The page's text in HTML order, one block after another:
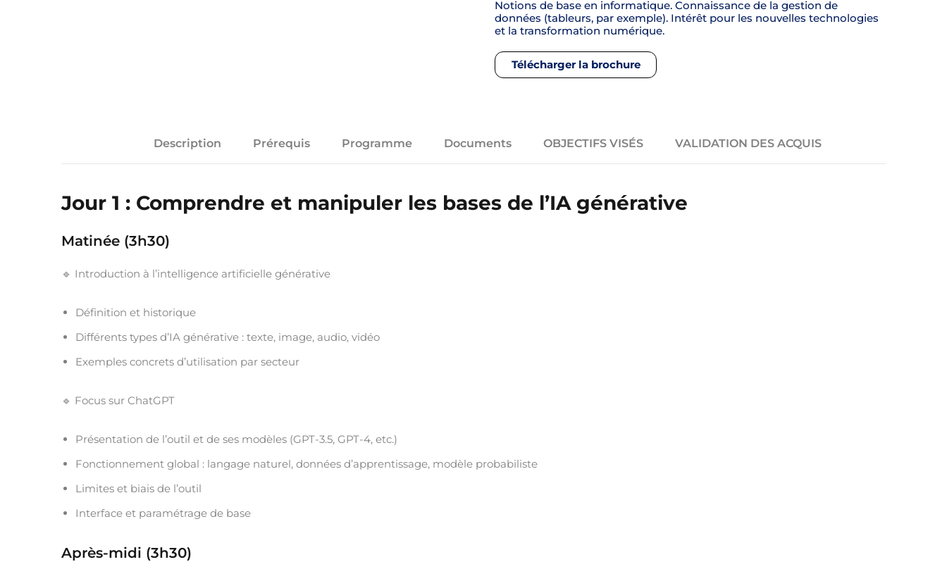
Notions de base en informatique. Connaissance de la gestion de
données (tableurs, par exemple). Intérêt pour les nouvelles technologies
et la transformation numérique.
Télécharger la brochure
Description Prérequis Programme Documents OBJECTIFS VISÉS VALIDATION DES ACQUIS
Jour 1 : Comprendre et manipuler les bases de l’IA générative
Matinée (3h30)
🔹 Introduction à l’intelligence artificielle générative
Définition et historique
Différents types d’IA générative : texte, image, audio, vidéo
Exemples concrets d’utilisation par secteur
🔹 Focus sur ChatGPT
Présentation de l’outil et de ses modèles (GPT-3.5, GPT-4, etc.)
Fonctionnement global : langage naturel, données d’apprentissage, modèle probabiliste
Limites et biais de l’outil
Interface et paramétrage de base
Après-midi (3h30)